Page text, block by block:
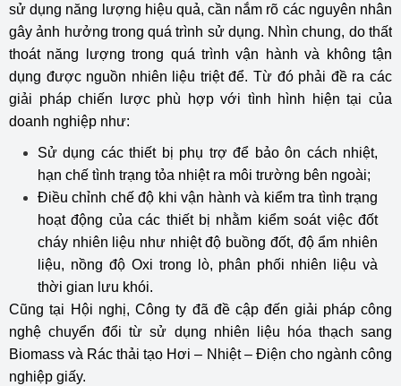
sử dụng năng lượng hiệu quả, cần nắm rõ các nguyên nhân
gây ảnh hưởng trong quá trình sử dụng. Nhìn chung, do thất
thoát năng lượng trong quá trình vận hành và không tận
dụng được nguồn nhiên liệu triệt để. Từ đó phải đề ra các
giải pháp chiến lược phù hợp với tình hình hiện tại của
doanh nghiệp như:
Sử dụng các thiết bị phụ trợ để bảo ôn cách nhiệt,
hạn chế tình trạng tỏa nhiệt ra môi trường bên ngoài;
Điều chỉnh chế độ khi vận hành và kiểm tra tình trạng
hoạt động của các thiết bị nhằm kiểm soát việc đốt
cháy nhiên liệu như nhiệt độ buồng đốt, độ ẩm nhiên
liệu, nồng độ Oxi trong lò, phân phối nhiên liệu và
thời gian lưu khói.
Cũng tại Hội nghị, Công ty đã đề cập đến giải pháp công
nghệ chuyển đổi từ sử dụng nhiên liệu hóa thạch sang
Biomass và Rác thải tạo Hơi – Nhiệt – Điện cho ngành công
nghiệp giấy.